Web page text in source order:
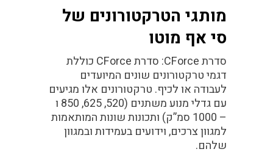
מותגי הטרקטורונים של
סי אף מוטו
סדרת CForce:
סדרת CForce כוללת
דגמי טרקטורונים שונים המיועדים
לעבודה או לכיף. טרקטורונים אלו מגיעים
עם גדלי מנוע משתנים (520, 625, 850 ו
– 1000 סמ”ק) ותכונות שונות המותאמות
למגוון צרכים, וידועים בעמידות ובמגוון
שלהם.